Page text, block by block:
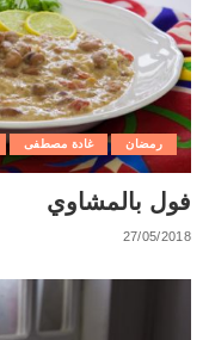
رمضان غادة مصطفى
فول بالمشاوي
27/05/2018